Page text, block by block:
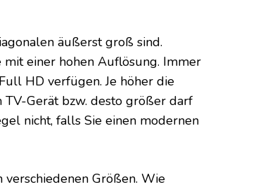
äußerst groß sind.
einer hohen Auflösung. Immer
HD verfügen. Je höher die
Gerät bzw. desto größer darf
nicht, falls Sie einen modernen
Größen. Wie